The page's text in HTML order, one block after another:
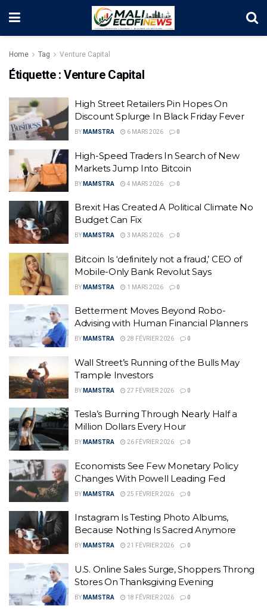
Home Tag Venture Capital
Étiquette :Venture Capital
High Street Retailers Pin Hopes On
Discount Splurge In Black Friday Fever
BY MAMSTRA 6 MARS 2026 0
High-Speed Traders In Search of New
Markets Jump Into Bitcoin
BY MAMSTRA 4 MARS 2026 0
Brexit Has Created A Political Climate No
Budget Can Fix
BY MAMSTRA 3 MARS 2026 0
Bitcoin Is ‘definitely not a fraud,’ CEO of
Mobile-Only Bank Revolut Says
BY MAMSTRA 1 MARS 2026 0
Betterment Moves Beyond Robo-
Advising with Human Financial Planners
BY MAMSTRA 28 FÉVRIER 2026 0
Wall Street’s Running of the Bulls May
Trample Investors
BY MAMSTRA 27 FÉVRIER 2026 0
Tesla’s Burning Through Nearly Half a
Million Dollars Every Hour
BY MAMSTRA 26 FÉVRIER 2026 0
Economists See Few Monetary Policy
Changes With Powell Leading Fed
BY MAMSTRA 25 FÉVRIER 2026 0
Instagram Is Testing Photo Albums,
Because Nothing Is Sacred Anymore
BY MAMSTRA 21 FÉVRIER 2026 0
U.S. Online Sales Surge, Shoppers Throng
Stores On Thanksgiving Evening
BY MAMSTRA 18 FÉVRIER 2026 0